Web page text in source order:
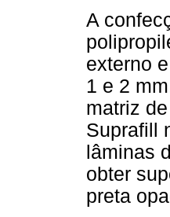
A
externo
1 e 2
matriz
Suprafill
lâminas
obter
preta